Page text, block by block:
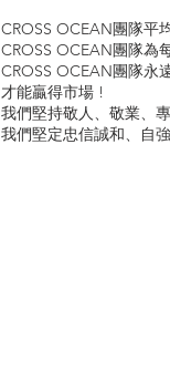
CROSS OCEAN團隊平
CROSS OCEAN團隊為
CROSS OCEAN團隊永
才能贏得市場 !
我們堅持敬人、敬業、
我們堅定忠信誠和、自